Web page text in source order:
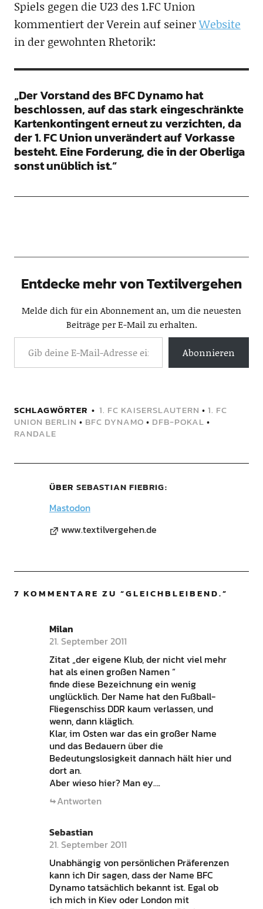
Spiels gegen die U23 des 1.FC Union
kommentiert der Verein auf seinerWebsite
in der gewohnten Rhetorik:
„Der Vorstand des BFC Dynamo hat
beschlossen, auf das stark eingeschränkte
Kartenkontingent erneut zu verzichten, da
der 1. FC Union unverändert auf Vorkasse
besteht. Eine Forderung, die in der Oberliga
sonst unüblich ist.“
Entdecke mehr von Textilvergehen
Melde dich für ein Abonnement an, um die neuesten
Beiträge per E-Mail zu erhalten.
Abonnieren
SCHLAGWÖRTER 1. FC KAISERSLAUTERN • 1. FC
UNION BERLIN • BFC DYNAMO • DFB-POKAL •
RANDALE
ÜBER SEBASTIAN FIEBRIG
Mastodon
www.textilvergehen.de
7 KOMMENTARE ZU “GLEICHBLEIBEND.”
Milan
21. September 2011
Zitat „der eigene Klub, der nicht viel mehr
hat als einen großen Namen “
finde diese Bezeichnung ein wenig
unglücklich. Der Name hat den Fußball-
Fliegenschiss DDR kaum verlassen, und
wenn, dann kläglich.
Klar, im Osten war das ein großer Name
und das Bedauern über die
Bedeutungslosigkeit dannach hält hier und
dort an.
Aber wieso hier? Man ey….
Antworten
Sebastian
21. September 2011
Unabhängig von persönlichen Präferenzen
kann ich Dir sagen, dass der Name BFC
Dynamo tatsächlich bekannt ist. Egal ob
ich mich in Kiev oder London mit